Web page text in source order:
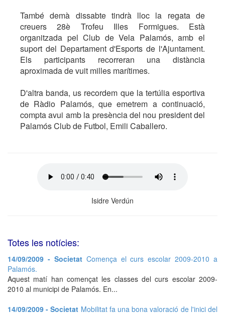
També demà dissabte tindrà lloc la regata de
creuers 28è Trofeu Illes Formigues. Està
organitzada pel Club de Vela Palamós, amb el
suport del Departament d'Esports de l'Ajuntament.
Els participants recorreran una distància
aproximada de vuit milles marítimes.
D'altra banda, us recordem que la tertúlia esportiva
de Ràdio Palamós, que emetrem a continuació,
compta avui amb la presència del nou president del
Palamós Club de Futbol, Emili Caballero.
Isidre Verdún
Totes les notícies:
14/09/2009 - Societat Comença el curs escolar 2009-2010 a
Palamós.
Aquest matí han començat les classes del curs escolar 2009-
2010 al municipi de Palamós. En...
14/09/2009 - Societat Mobilitat fa una bona valoració de l'inici del